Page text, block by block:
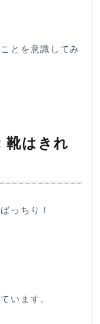
とを意識してみ
はきれ
っちり！
います。